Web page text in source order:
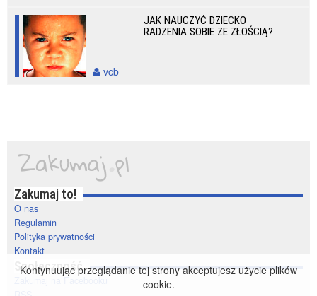
JAK NAUCZYĆ DZIECKO
RADZENIA SOBIE ZE ZŁOŚCIĄ?
vcb
Zakumaj to!
O nas
Regulamin
Polityka prywatności
Kontakt
Społeczność
Zakumaj na Facebooku
Kontynuując przeglądanie tej strony akceptujesz użycie plików
cookie.